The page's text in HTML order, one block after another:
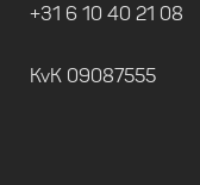
+31 6 10 40 21 08
KvK 09087555